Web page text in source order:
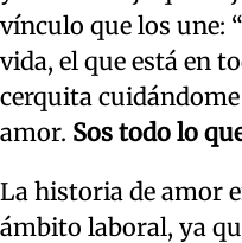
vínculo que los une:
vida, el que está en
cerquita
amor. Sos todo lo
La historia de amor
ámbito laboral, ya